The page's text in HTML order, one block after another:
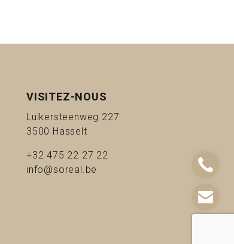
propos de nous)
VISITEZ-NOUS
Luikersteenweg 227
3500 Hasselt
+32 475 22 27 22
info@soreal.be